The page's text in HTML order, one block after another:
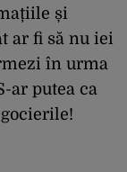
și
ar fi să nu iei
în urma
ar putea ca